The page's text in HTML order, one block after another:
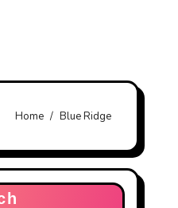
Home Blue Ridge